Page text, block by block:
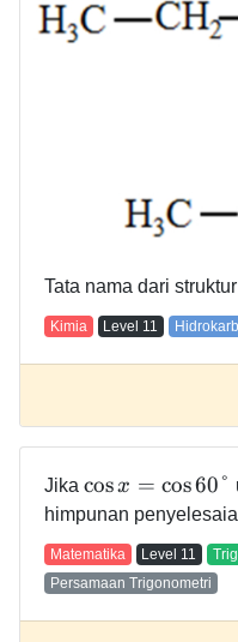
Tata nama dari
Kimia Level 11
Jika cosx = cos60°
himpunan
Matematika Level 11
Persamaan Trigonometri